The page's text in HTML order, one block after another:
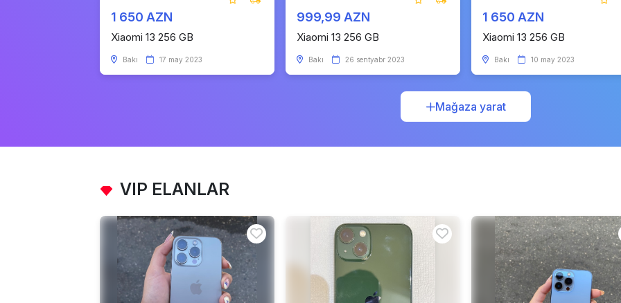
1 650 AZN
Xiaomi 13 256 GB
Bakı 17 may 2023
999,99 AZN
Xiaomi 13 256 GB
Bakı 26 sentyabr 2023
1 650 AZN
Xiaomi 13 256 GB
Bakı 10 may 2023
Mağaza yarat
VIP ELANLAR